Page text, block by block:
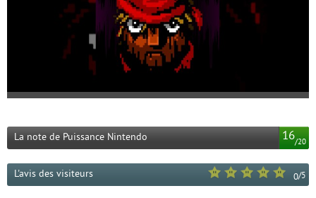
16/20
La note de Puissance Nintendo
0/5
L'avis des visiteurs